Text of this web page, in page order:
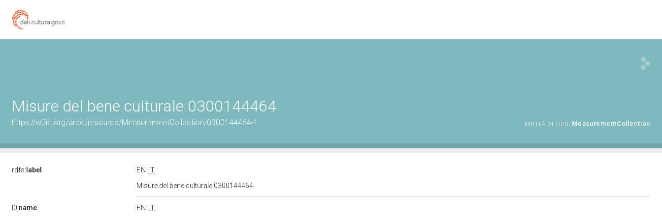
Misure del bene culturale 0300144464
https://w3id.org/arco/resource/MeasurementCollection/0300144464-1 ENTITÀ DI TIPO: MeasurementCollection
rdfs: label EN
IT
Misure del bene culturale 0300144464
l0:name EN
IT